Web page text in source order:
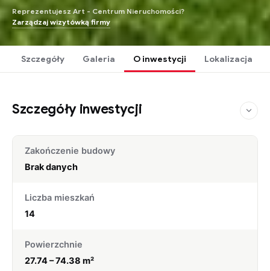
Reprezentujesz Art - Centrum Nieruchomości?
Zarządzaj wizytówką firmy
Szczegóły Galeria O inwestycji Lokalizacja
Szczegóły inwestycji
Zakończenie budowy
Brak danych
Liczba mieszkań
14
Powierzchnie
27.74 – 74.38 m²